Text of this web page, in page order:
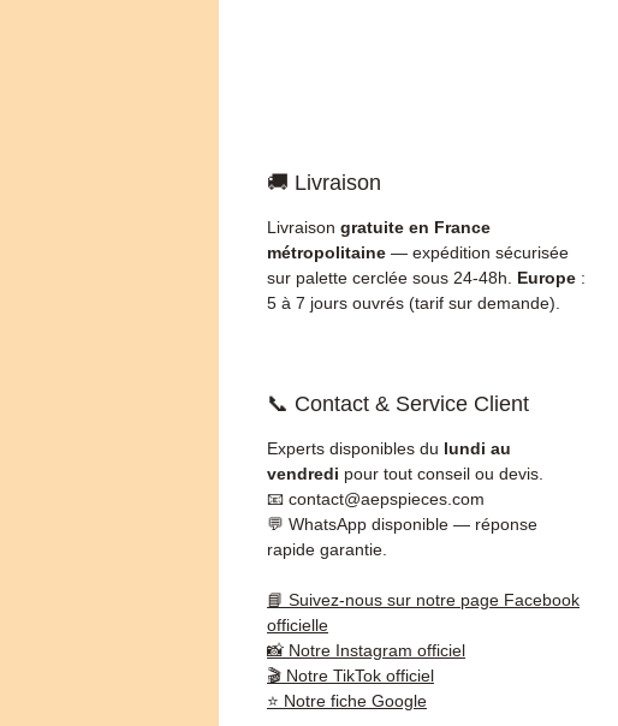
🚚 Livraison
Livraison gratuite en France
métropolitaine — expédition sécurisée
sur palette cerclée sous 24-48h. Europe :
5 à 7 jours ouvrés (tarif sur demande).
📞 Contact & Service Client
Experts disponibles du lundi au
vendredi pour tout conseil ou devis.
📧 contact@aepspieces.com
💬 WhatsApp disponible — réponse
rapide garantie.
📘 Suivez-nous sur notre page Facebook
officielle
📸 Notre Instagram officiel
🎬 Notre TikTok officiel
⭐ Notre fiche Google